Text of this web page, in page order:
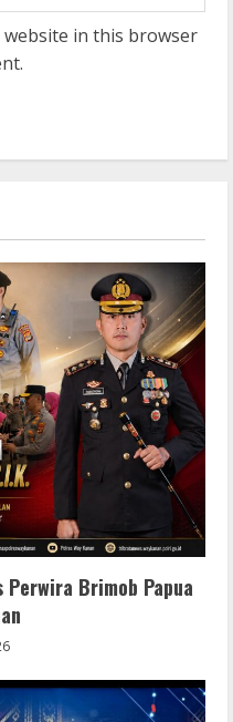
website in this browser
Perwira Brimob Papua